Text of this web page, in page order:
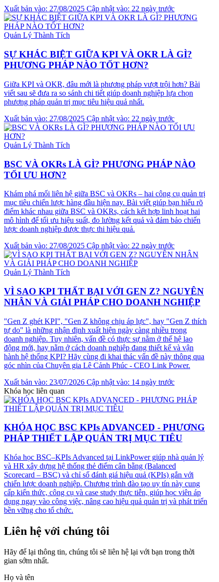
Xuất bản vào: 27/08/2025 Cập nhật vào: 22 ngày trước
Quản Lý Thành Tích
SỰ KHÁC BIỆT GIỮA KPI VÀ OKR LÀ GÌ?
PHƯƠNG PHÁP NÀO TỐT HƠN?
Giữa KPI và OKR, đâu mới là phương pháp vượt trội hơn? Bài
viết sau sẽ đưa ra so sánh chi tiết giúp doanh nghiệp lựa chọn
phương pháp quản trị mục tiêu hiệu quả nhất.
Xuất bản vào: 27/08/2025 Cập nhật vào: 22 ngày trước
Quản Lý Thành Tích
BSC VÀ OKRs LÀ GÌ? PHƯƠNG PHÁP NÀO
TỐI ƯU HƠN?
Khám phá mối liên hệ giữa BSC và OKRs – hai công cụ quản trị
mục tiêu chiến lược hàng đầu hiện nay. Bài viết giúp bạn hiểu rõ
điểm khác nhau giữa BSC và OKRs, cách kết hợp linh hoạt hai
mô hình để tối ưu hiệu suất, đo lường kết quả và đảm bảo chiến
lược doanh nghiệp được thực thi hiệu quả.
Xuất bản vào: 27/08/2025 Cập nhật vào: 22 ngày trước
Quản Lý Thành Tích
VÌ SAO KPI THẤT BẠI VỚI GEN Z? NGUYÊN
NHÂN VÀ GIẢI PHÁP CHO DOANH NGHIỆP
"Gen Z ghét KPI", "Gen Z không chịu áp lực", hay "Gen Z thích
tự do" là những nhận định xuất hiện ngày càng nhiều trong
doanh nghiệp. Tuy nhiên, vấn đề có thực sự nằm ở thế hệ lao
động mới, hay nằm ở cách doanh nghiệp đang thiết kế và vận
hành hệ thống KPI? Hãy cùng đi khai thác vấn đề này thông qua
góc nhìn của Chuyên gia Lê Cảnh Phúc - CEO Link Power.
Xuất bản vào: 23/07/2026 Cập nhật vào: 14 ngày trước
Khóa học liên quan
KHÓA HỌC BSC KPIs ADVANCED - PHƯƠNG
PHÁP THIẾT LẬP QUẢN TRỊ MỤC TIÊU
Khóa học BSC–KPIs Advanced tại LinkPower giúp nhà quản lý
và HR xây dựng hệ thống thẻ điểm cân bằng (Balanced
Scorecard – BSC) và chỉ số đánh giá hiệu quả (KPIs) gắn với
chiến lược doanh nghiệp. Chương trình đào tạo uy tín này cung
cấp kiến thức, công cụ và case study thực tiễn, giúp học viên áp
dụng ngay vào công việc, nâng cao hiệu quả quản trị và phát triển
bền vững cho tổ chức.
Liên hệ với chúng tôi
Hãy để lại thông tin, chúng tôi sẽ liên hệ lại với bạn trong thời
gian sớm nhất.
Họ và tên